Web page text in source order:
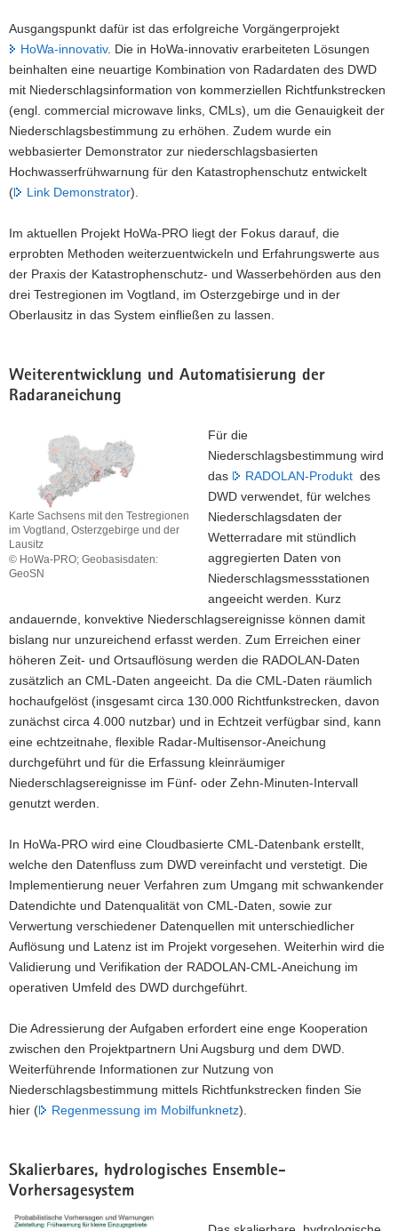
Ausgangspunkt dafür ist das erfolgreiche Vorgängerprojekt
HoWa-innovativ. Die in HoWa-innovativ erarbeiteten Lösungen
beinhalten eine neuartige Kombination von Radardaten des DWD
mit Niederschlagsinformation von kommerziellen Richtfunkstrecken
(engl. commercial microwave links, CMLs), um die Genauigkeit der
Niederschlagsbestimmung zu erhöhen. Zudem wurde ein
webbasierter Demonstrator zur niederschlagsbasierten
Hochwasserfrühwarnung für den Katastrophenschutz entwickelt
(
Link Demonstrator).
Im aktuellen Projekt HoWa-PRO liegt der Fokus darauf, die
erprobten Methoden weiterzuentwickeln und Erfahrungswerte aus
der Praxis der Katastrophenschutz- und Wasserbehörden aus den
drei Testregionen im Vogtland, im Osterzgebirge und in der
Oberlausitz in das System einfließen zu lassen.
Weiterentwicklung und Automatisierung der
Radaraneichung
Karte Sachsens mit den Testregionen
im Vogtland, Osterzgebirge und der
Lausitz
© HoWa-PRO; Geobasisdaten:
GeoSN
mit
den
Testregionen
Osterzgebirge
und
der
Lausitz
Für die
Niederschlagsbestimmung wird
das
RADOLAN-Produkt des
DWD verwendet, für welches
Niederschlagsdaten der
Wetterradare mit stündlich
aggregierten Daten von
Niederschlagsmessstationen
angeeicht werden. Kurz
andauernde, konvektive Niederschlagsereignisse können damit
bislang nur unzureichend erfasst werden. Zum Erreichen einer
höheren Zeit- und Ortsauflösung werden die RADOLAN-Daten
zusätzlich an CML-Daten angeeicht. Da die CML-Daten räumlich
hochaufgelöst (insgesamt circa 130.000 Richtfunkstrecken, davon
zunächst circa 4.000 nutzbar) und in Echtzeit verfügbar sind, kann
eine echtzeitnahe, flexible Radar-Multisensor-Aneichung
durchgeführt und für die Erfassung kleinräumiger
Niederschlagsereignisse im Fünf- oder Zehn-Minuten-Intervall
genutzt werden.
In HoWa-PRO wird eine Cloudbasierte CML-Datenbank erstellt,
welche den Datenfluss zum DWD vereinfacht und verstetigt. Die
Implementierung neuer Verfahren zum Umgang mit schwankender
Datendichte und Datenqualität von CML-Daten, sowie zur
Verwertung verschiedener Datenquellen mit unterschiedlicher
Auflösung und Latenz ist im Projekt vorgesehen. Weiterhin wird die
Validierung und Verifikation der RADOLAN-CML-Aneichung im
operativen Umfeld des DWD durchgeführt.
Die Adressierung der Aufgaben erfordert eine enge Kooperation
zwischen den Projektpartnern Uni Augsburg und dem DWD.
Weiterführende Informationen zur Nutzung von
Niederschlagsbestimmung mittels Richtfunkstrecken finden Sie
hier (
Regenmessung im Mobilfunknetz).
Skalierbares, hydrologisches Ensemble-
Vorhersagesystem